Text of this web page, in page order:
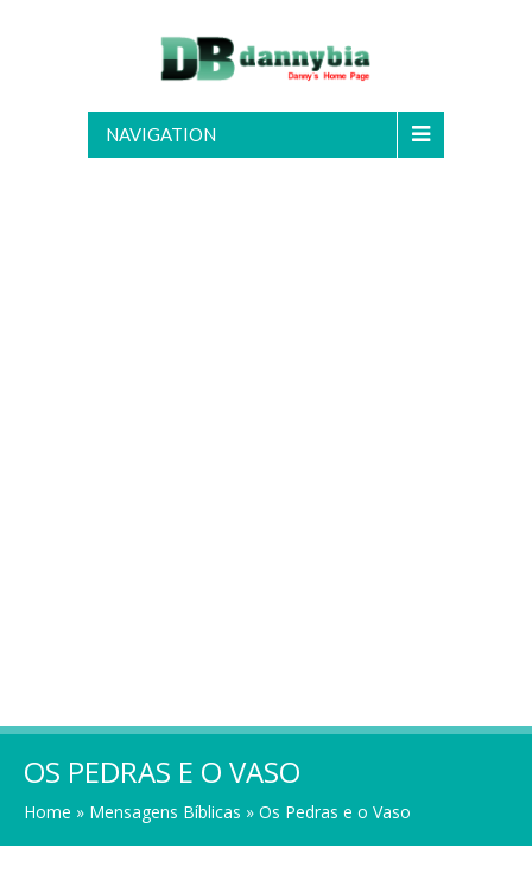
NAVIGATION
OS PEDRAS E O VASO
Home » Mensagens Bíblicas » Os Pedras e o Vaso